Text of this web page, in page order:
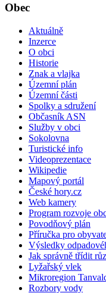
Obec
Aktuálně
Inzerce
O obci
Historie
Znak a vlajka
Územní plán
Územní části
Spolky a sdružení
Občasník ASN
Služby v obci
Sokolovna
Turistické info
Videoprezentace
Wikipedie
Mapový portál
České hory.cz
Web kamery
Program rozvoje
Povodňový plán
Příručka pro
Výsledky
Jak správně třídit
Lyžařský vlek
Mikroregion
Rozbory vody